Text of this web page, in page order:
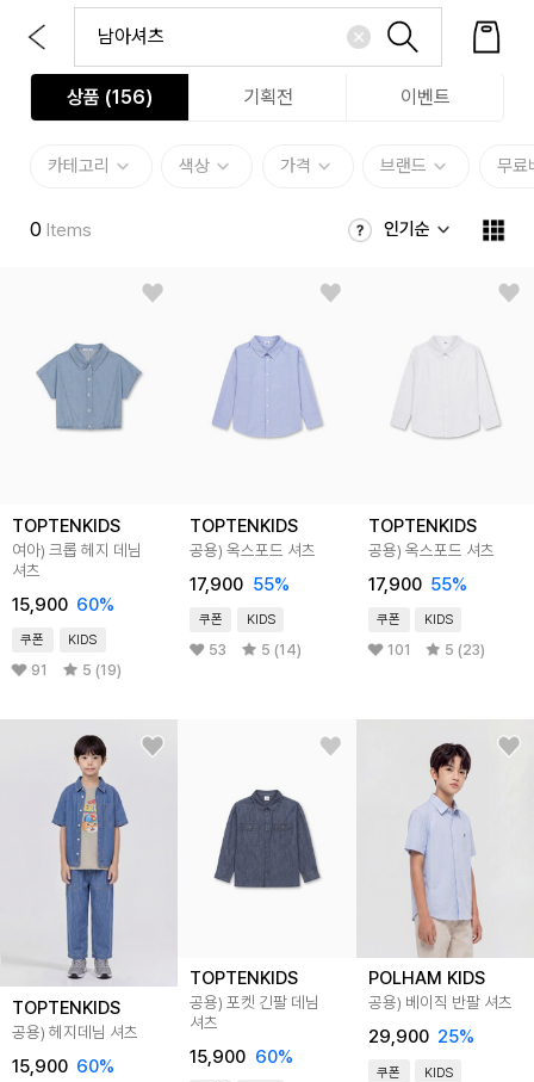
상품 (156) 기획전 이벤트
카테고리 색상 가격 브랜드 무료
0 Items 인기순
TOPTENKIDS
여아) 크롭 헤지 데님
셔츠
15,900 60%
쿠폰 KIDS
91 5 (19)
TOPTENKIDS
공용) 옥스포드 셔츠
17,900 55%
쿠폰 KIDS
53 5 (14)
TOPTENKIDS
공용) 옥스포드 셔츠
17,900 55%
쿠폰 KIDS
101 5 (23)
TOPTENKIDS
공용) 헤지데님 셔츠
15,900 60%
TOPTENKIDS
공용) 포켓 긴팔 데님
셔츠
15,900 60%
POLHAM KIDS
공용) 베이직 반팔 셔츠
29,900 25%
쿠폰 KIDS